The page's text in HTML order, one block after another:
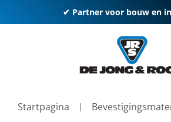
✔ Partner voor bouw en
Startpagina